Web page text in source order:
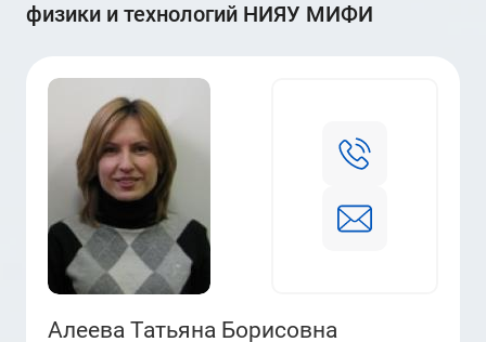
физики и технологий НИЯУ МИФИ
Алеева Татьяна Борисовна